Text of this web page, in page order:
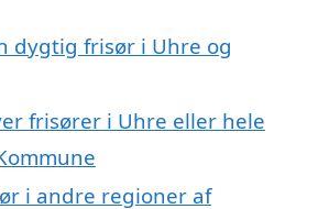
dygtig frisør i Uhre og
frisører i Uhre eller hele
i andre regioner af